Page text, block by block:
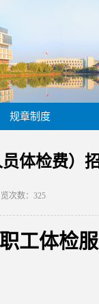
规章制度
体检费）
次数： 325
工体检